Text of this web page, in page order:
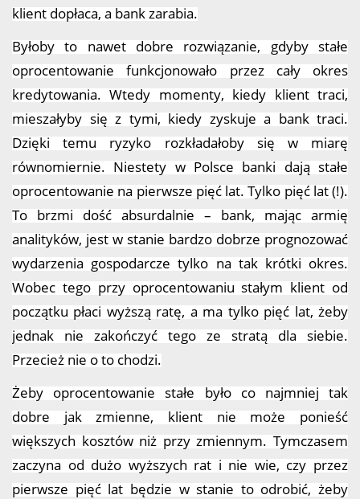
klient dopłaca, a bank zarabia.
Byłoby to nawet dobre rozwiązanie, gdyby stałe
oprocentowanie funkcjonowało przez cały okres
kredytowania. Wtedy momenty, kiedy klient traci,
mieszałyby się z tymi, kiedy zyskuje a bank traci.
Dzięki temu ryzyko rozkładałoby się w miarę
równomiernie. Niestety w Polsce banki dają stałe
oprocentowanie na pierwsze pięć lat. Tylko pięć lat (!).
To brzmi dość absurdalnie – bank, mając armię
analityków, jest w stanie bardzo dobrze prognozować
wydarzenia gospodarcze tylko na tak krótki okres.
Wobec tego przy oprocentowaniu stałym klient od
początku płaci wyższą ratę, a ma tylko pięć lat, żeby
jednak nie zakończyć tego ze stratą dla siebie.
Przecież nie o to chodzi.
Żeby oprocentowanie stałe było co najmniej tak
dobre jak zmienne, klient nie może ponieść
większych kosztów niż przy zmiennym. Tymczasem
zaczyna od dużo wyższych rat i nie wie, czy przez
pierwsze pięć lat będzie w stanie to odrobić, żeby